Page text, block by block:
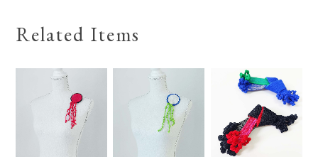
Related Items